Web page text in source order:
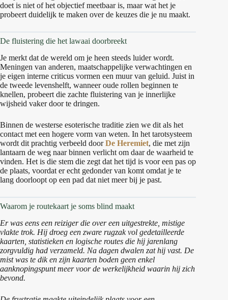
doet is niet of het objectief meetbaar is, maar wat het je
probeert duidelijk te maken over de keuzes die je nu maakt.
De fluistering die het lawaai doorbreekt
Je merkt dat de wereld om je heen steeds luider wordt.
Meningen van anderen, maatschappelijke verwachtingen en
je eigen interne criticus vormen een muur van geluid. Juist in
de tweede levenshelft, wanneer oude rollen beginnen te
knellen, probeert die zachte fluistering van je innerlijke
wijsheid vaker door te dringen.
Binnen de westerse esoterische traditie zien we dit als het
contact met een hogere vorm van weten. In het tarotsysteem
wordt dit prachtig verbeeld doorDe Heremiet, die met zijn
lantaarn de weg naar binnen verlicht om daar de waarheid te
vinden. Het is die stem die zegt dat het tijd is voor een pas op
de plaats, voordat er echt gedonder van komt omdat je te
lang doorloopt op een pad dat niet meer bij je past.
Waarom je routekaart je soms blind maakt
Er was eens een reiziger die over een uitgestrekte, mistige
vlakte trok. Hij droeg een zware rugzak vol gedetailleerde
kaarten, statistieken en logische routes die hij jarenlang
zorgvuldig had verzameld. Na dagen dwalen zat hij vast. De
mist was te dik en zijn kaarten boden geen enkel
aanknopingspunt meer voor de werkelijkheid waarin hij zich
bevond.